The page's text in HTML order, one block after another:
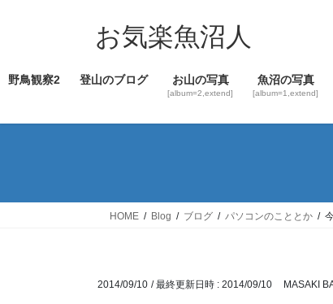
ツ
ス
シ
ン
お気楽魚沼人
野鳥観察2 登山のブログ お山の写真
[album=2,extend]
魚沼の写真
[album=1,extend]
HOME Blog ブログ パソコンのこととか
2014/09/10 / 最終更新日時 : 2014/09/10 MASAKI